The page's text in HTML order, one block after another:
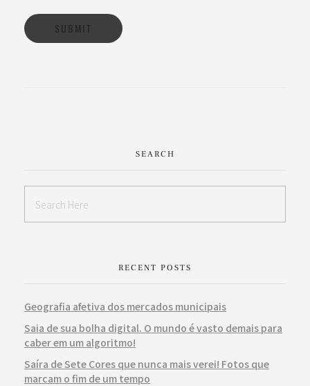
SEARCH
RECENT POSTS
Geografia afetiva dos mercados municipais
Saia de sua bolha digital. O mundo é vasto demais para
caber em um algoritmo!
Saíra de Sete Cores que nunca mais verei! Fotos que
marcam o fim de um tempo